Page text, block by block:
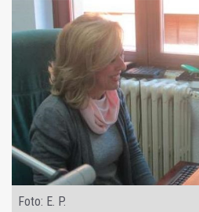
Foto: E. P.